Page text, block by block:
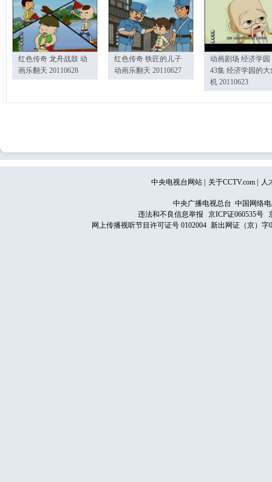
红色传奇 龙舟战鼓 动
画乐翻天 20110628
红色传奇 铁匠的儿子
动画乐翻天 20110627
动画剧场 经济学园
43集 经济学园的大
机 20110623
中央电视台网站 关于CCTV.com 人
中央广播电视总台 中国网络
违法和不良信息举报
京ICP证060535号
网上传播视听节目许可证号 0102004 新出网证（京）